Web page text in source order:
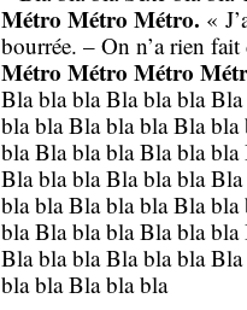
Métro Métro Métro. «
bourrée. – On n’a rien
Métro Métro Métro
Bla bla bla Bla bla bla
bla bla Bla bla bla Bla
bla Bla bla bla Bla bla
Bla bla bla Bla bla bla
bla bla Bla bla bla Bla
bla Bla bla bla Bla bla
Bla bla bla Bla bla bla
bla bla Bla bla bla